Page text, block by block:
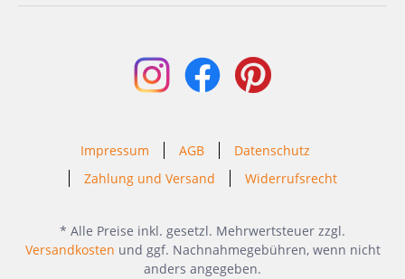
Impressum AGB
Datenschutz
Zahlung und Versand
Widerrufsrecht
* Alle Preise inkl. gesetzl. Mehrwertsteuer zzgl.
Versandkosten und ggf. Nachnahmegebühren, wenn nicht
anders angegeben.